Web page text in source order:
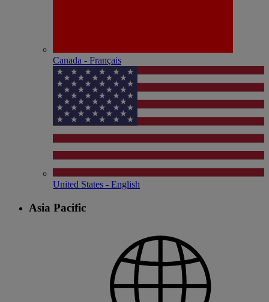
Canada - Français
United States - English
Asia Pacific